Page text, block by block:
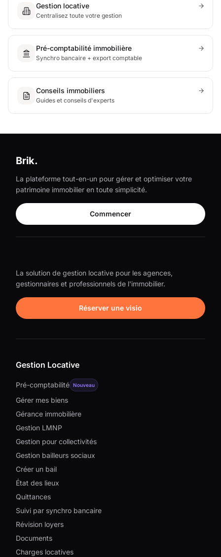
Gestion locative
Centralisez toute votre gestion
Pré-comptabilité immobilière
Synchro bancaire + export comptable
Conseils immobiliers
Guides et conseils d'experts
Brik.
La plateforme tout-en-un pour gérer et optimiser votre
patrimoine immobilier en toute simplicité.
Commencer
La solution de gestion locative pour les agences,
gestionnaires et professionnels de l'immobilier.
Réserver une visio
Gestion Locative
Pré-comptabilité Nouveau
Gérer mes biens
Gérance immobilière
Gestion LMNP
Gestion pour collectivités
Gestion bailleurs sociaux
Créer un bail
État des lieux
Quittances
Suivi par synchro bancaire
Révision loyers
Documents
Charges locatives